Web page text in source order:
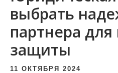
выбрать
партнера
защиты
11 ОКТЯБРЯ 2024